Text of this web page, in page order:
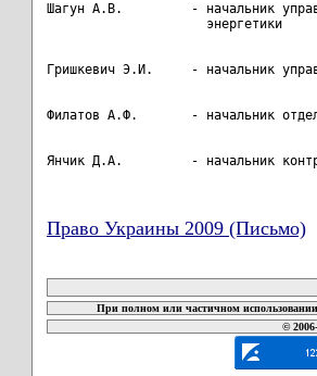
Шагун А.В.         - начальник
Янчик Д.А.         - начальник
Право Украины 2009 (Письмо)
При полном или частичном
©